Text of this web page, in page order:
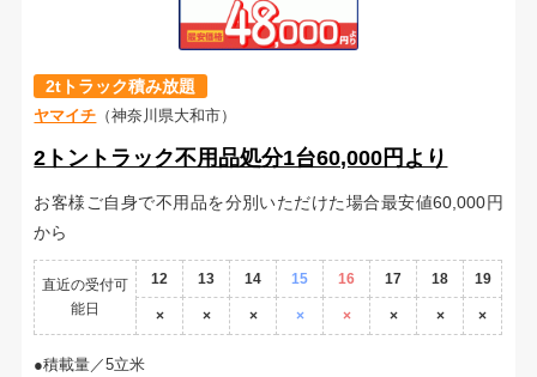
2tトラック積み放題
ヤマイチ （神奈川県大和市）
2トントラック不用品処分1台60,000円より
お客様ご自身で不用品を分別いただけた場合最安値60,000円
から
直近の受付可
能日
12 13 14 15 16 17 18 19
× × × × × × × ×
積載量／5立米